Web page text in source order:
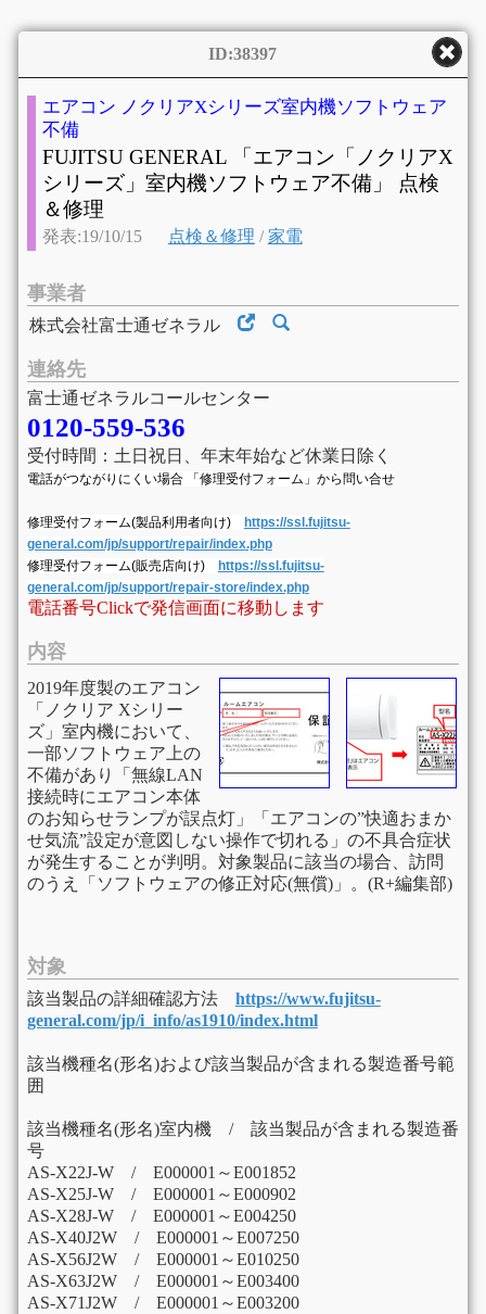
ID:38397
エアコン ノクリアXシリーズ室内機ソフトウェア
不備
FUJITSU GENERAL 「エアコン「ノクリアX
シリーズ」室内機ソフトウェア不備」 点検
＆修理
発表:19/10/15 点検＆修理 /家電
事業者
株式会社富士通ゼネラル
連絡先
富士通ゼネラルコールセンター
0120-559-536
受付時間：土日祝日、年末年始など休業日除く
電話がつながりにくい場合 「修理受付フォーム」から問い合せ
修理受付フォーム(製品利用者向け)
https://ssl.fujitsu-
general.com/jp/support/repair/index.php
修理受付フォーム(販売店向け)
https://ssl.fujitsu-
general.com/jp/support/repair-store/index.php
電話番号Clickで発信画面に移動します
内容
2019年度製のエアコン
「ノクリア Xシリー
ズ」室内機において、
一部ソフトウェア上の
不備があり「無線LAN
接続時にエアコン本体
のお知らせランプが誤点灯」「エアコンの”快適おまか
せ気流”設定が意図しない操作で切れる」の不具合症状
が発生することが判明。対象製品に該当の場合、訪問
のうえ「ソフトウェアの修正対応(無償)」。(R+編集部)
対象
該当製品の詳細確認方法 https://www.fujitsu-
general.com/jp/i_info/as1910/index.html
該当機種名(形名)および該当製品が含まれる製造番号範
囲
該当機種名(形名)室内機 / 該当製品が含まれる製造番
号
AS-X22J-W / E000001～E001852
AS-X25J-W / E000001～E000902
AS-X28J-W / E000001～E004250
AS-X40J2W / E000001～E007250
AS-X56J2W / E000001～E010250
AS-X63J2W / E000001～E003400
AS-X71J2W / E000001～E003200